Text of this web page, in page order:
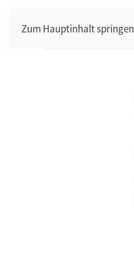
Zum Hauptinhalt springen